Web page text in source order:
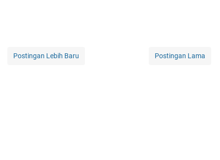
Postingan Lebih Baru Postingan Lama